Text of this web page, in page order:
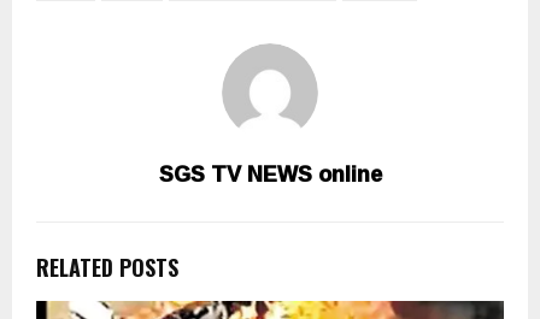
SGS TV NEWS online
RELATED POSTS